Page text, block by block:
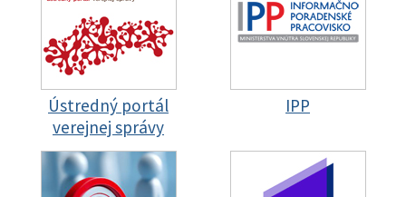
Ústredný portál
verejnej správy
IPP